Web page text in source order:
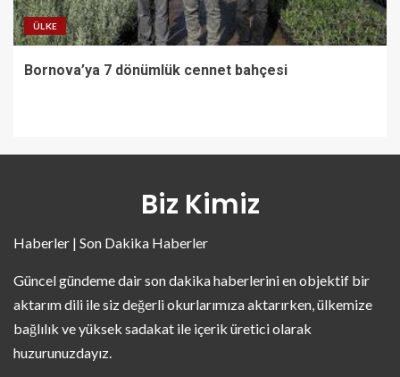
ÜLKE
Bornova’ya 7 dönümlük cennet bahçesi
Biz Kimiz
Haberler | Son Dakika Haberler
Güncel gündeme dair son dakika haberlerini en objektif bir
aktarım dili ile siz değerli okurlarımıza aktarırken, ülkemize
bağlılık ve yüksek sadakat ile içerik üretici olarak
huzurunuzdayız.